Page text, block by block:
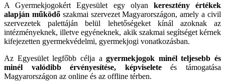
A Gyermekjogokért Egyesület egy olyan keresztény értékek
alapján működő szakmai szervezet Magyarországon, amely a civil
szervezetek palettáján belül lehetőségeket kínál azoknak az
intézményeknek, illetve egyéneknek, akik szakmai segítséget kérnek
kifejezetten gyermekvédelmi, gyermekjogi vonatkozásban.
Az Egyesület legfőbb célja agyermekjogok minél teljesebb és
minél valódibb érvényesítése, képviseleteés támogatása
Magyarországon az online és az offline térben.